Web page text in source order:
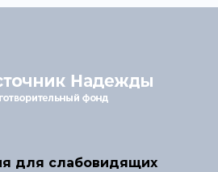
для слабовидящих